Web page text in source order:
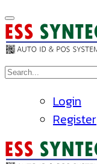
Login
Register